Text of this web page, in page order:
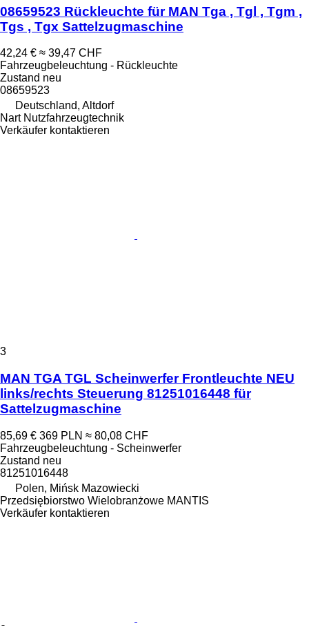
08659523 Rückleuchte für MAN Tga , Tgl , Tgm ,
Tgs , Tgx Sattelzugmaschine
42,24 € ≈ 39,47 CHF
Fahrzeugbeleuchtung - Rückleuchte
Zustand neu
08659523
Deutschland, Altdorf
Nart Nutzfahrzeugtechnik
Verkäufer kontaktieren
3
MAN TGA TGL Scheinwerfer Frontleuchte NEU
links/rechts Steuerung 81251016448 für
Sattelzugmaschine
85,69 € 369 PLN ≈ 80,08 CHF
Fahrzeugbeleuchtung - Scheinwerfer
Zustand neu
81251016448
Polen, Mińsk Mazowiecki
Przedsiębiorstwo Wielobranżowe MANTIS
Verkäufer kontaktieren